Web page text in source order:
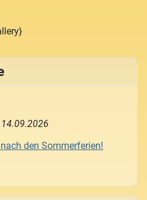
14.09.2026
den Sommerferien!